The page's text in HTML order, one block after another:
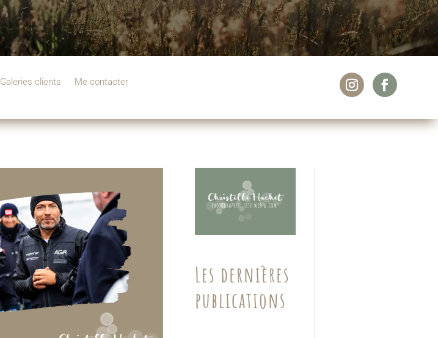
Galeries clients
Me contacter
Les dernières
publications